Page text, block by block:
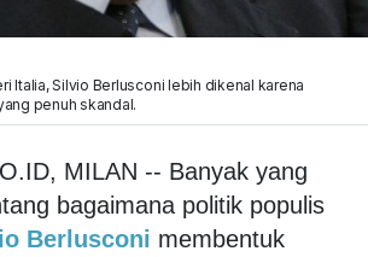
Italia, Silvio Berlusconi lebih dikenal karena
penuh skandal.
MILAN -- Banyak yang
bagaimana politik populis
Berlusconi membentuk